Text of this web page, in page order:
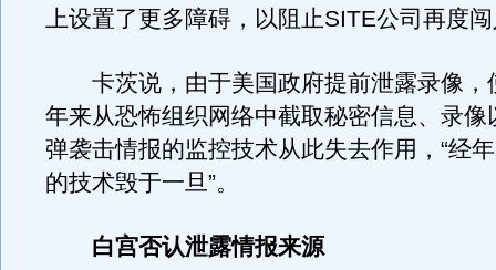
上设置了更多障碍，以阻止SITE公司再度
卡茨说，由于美国政府提前泄露录像，
年来从恐怖组织网络中截取秘密信息、录像
弹袭击情报的监控技术从此失去作用，“经
的技术毁于一旦”。
白宫否认泄露情报来源